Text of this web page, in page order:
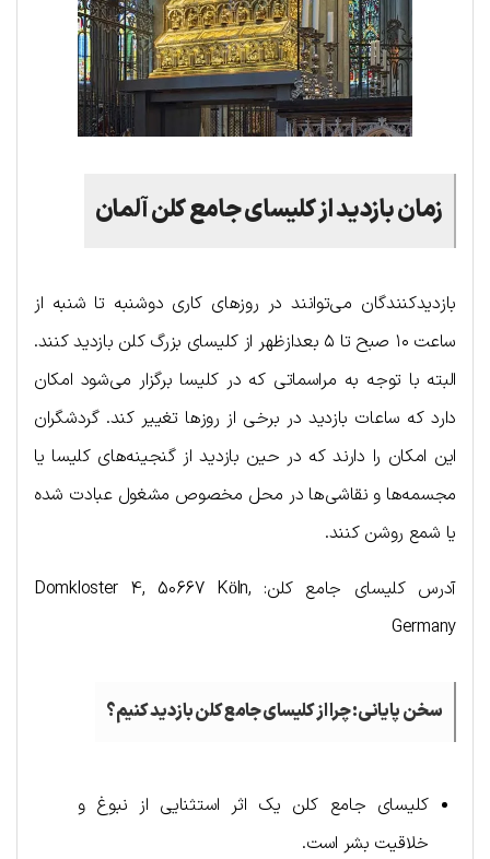
زمان بازدید از کلیسای جامع کلن آلمان
بازدیدکنندگان می‌توانند در روزهای کاری دوشنبه تا شنبه از
ساعت ۱۰ صبح تا ۵ بعدازظهر از کلیسای بزرگ کلن بازدید کنند.
البته با توجه به مراسماتی که در کلیسا برگزار می‌شود امکان
دارد که ساعات بازدید در برخی از روزها تغییر کند. گردشگران
این امکان را دارند که در حین بازدید از گنجینه‌های کلیسا یا
مجسمه‌ها و نقاشی‌ها در محل مخصوص مشغول عبادت شده
یا شمع روشن کنند.
آدرس کلیسای جامع کلن: Domkloster 4, 50667 Köln,
Germany
سخن پایانی: چرا از کلیسای جامع کلن بازدید کنیم؟
کلیسای جامع کلن یک اثر استثنایی از نبوغ و
خلاقیت بشر است.